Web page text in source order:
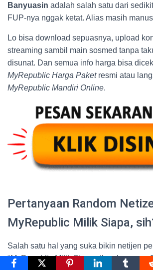
Banyuasin adalah salah satu dari
FUP-nya nggak ketat. Alias masih
Lo bisa download sepuasnya, upload
streaming sambil main sosmed tanpa
disunat. Dan semua info harga bisa
MyRepublic Harga Paketresmi atau
MyRepublic Mandiri Online.
Pertanyaan Random
MyRepublic Milik Siapa,
Salah satu hal yang suka bikin netijen
“MyRepublic Milik Siapasih